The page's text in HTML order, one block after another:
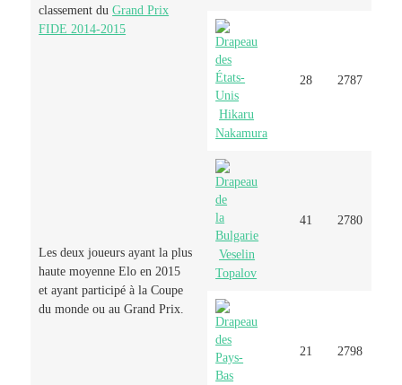
classement duGrand Prix
FIDE 2014-2015
Hikaru
Nakamura
28 2787
Les deux joueurs ayant la plus
haute moyenne Elo en 2015
et ayant participé à la Coupe
du monde ou au Grand Prix.
Veselin
Topalov
41 2780
21 2798